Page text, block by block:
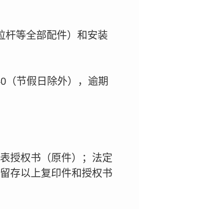
杆等全部配件）和安装
（节假日除外），逾期
授权书（原件）；法定
存以上复印件和授权书